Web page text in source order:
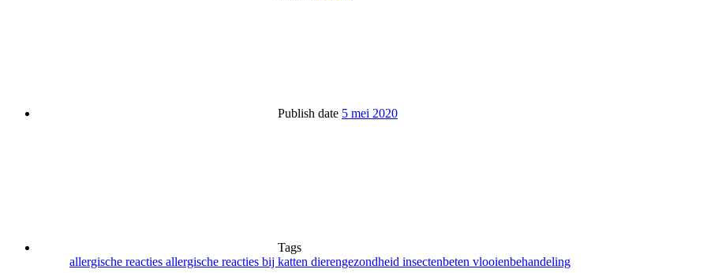
Publish date 5 mei 2020
Tags
allergische reacties allergische reacties bij katten dierengezondheid insectenbeten vlooienbehandeling